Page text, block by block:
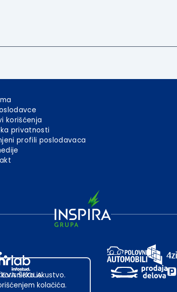
korišćenja
privatnosti
profili poslodavaca
iskustvo.
kolačića.